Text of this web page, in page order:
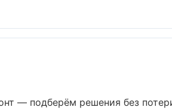
— подберём решения без